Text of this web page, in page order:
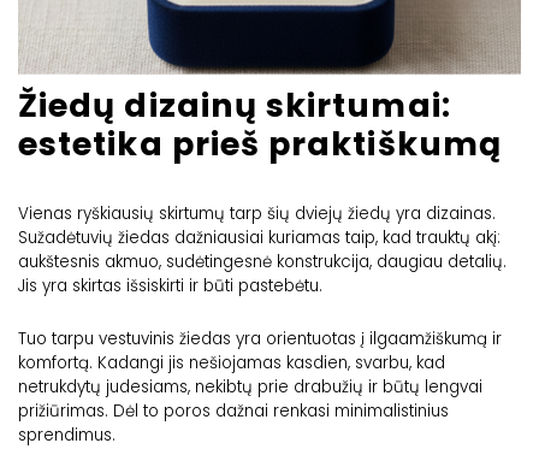
Žiedų dizainų skirtumai:
estetika prieš praktiškumą
Vienas ryškiausių skirtumų tarp šių dviejų žiedų yra dizainas.
Sužadėtuvių žiedas dažniausiai kuriamas taip, kad trauktų akį:
aukštesnis akmuo, sudėtingesnė konstrukcija, daugiau detalių.
Jis yra skirtas išsiskirti ir būti pastebėtu.
Tuo tarpu vestuvinis žiedas yra orientuotas į ilgaamžiškumą ir
komfortą. Kadangi jis nešiojamas kasdien, svarbu, kad
netrukdytų judesiams, nekibtų prie drabužių ir būtų lengvai
prižiūrimas. Dėl to poros dažnai renkasi minimalistinius
sprendimus.